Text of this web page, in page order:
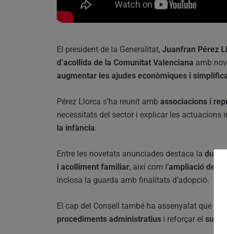
El president de la Generalitat, Juanfran Pérez
d’acollida de la Comunitat Valenciana amb
augmentar les ajudes econòmiques i
Pérez Llorca s’ha reunit amb associacions i
necessitats del sector i explicar les actuacions
la infància.
Entre les novetats anunciades destaca la
i acolliment familiar, així com l’ampliació dels
inclosa la guarda amb finalitats d’adopció.
El cap del Consell també ha assenyalat que
procediments administratius i reforçar el